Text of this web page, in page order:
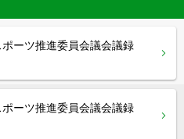
ーツ推進委員会議会議録
ーツ推進委員会議会議録